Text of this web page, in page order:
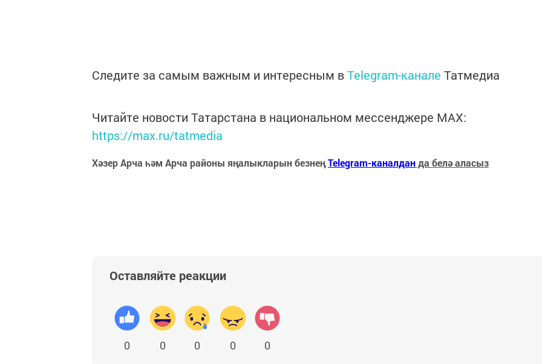
Следите за самым важным и интересным вTelegram-канале Татмедиа
Читайте новости Татарстана в национальном мессенджере MАХ:
https://max.ru/tatmedia
Хәзер Арча һәм Арча районы яңалыкларын безнеңTelegram-каналданда белә аласыз
Оставляйте реакции
0 0 0 0 0